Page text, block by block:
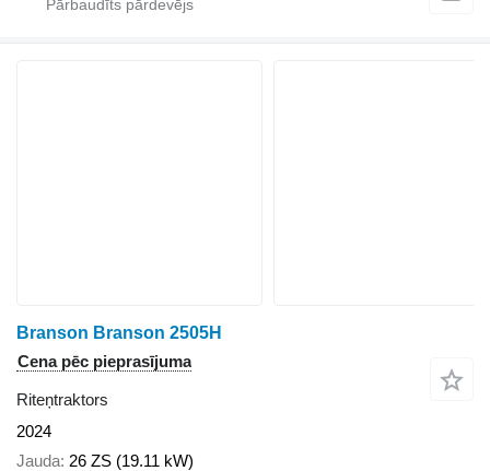
Branson Branson 2505H
Cena pēc pieprasījuma
Riteņtraktors
2024
Jauda 26 ZS (19.11 kW)